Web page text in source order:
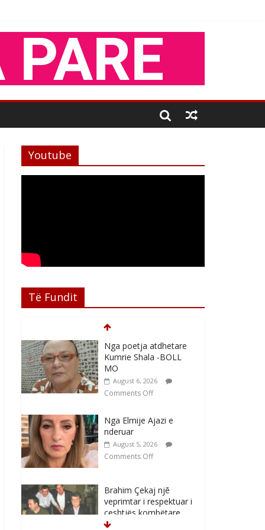
Youtube
Të Fundit
Nga poetja atdhetare
Kumrie Shala -BOLL
MO
August 6, 2026
Comments Off
Nga Elmije Ajazi e
nderuar
August 5, 2026
Comments Off
Brahim Çekaj njē
veprimtar i respektuar i
çeshtjës kombëtare